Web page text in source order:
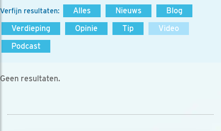
Verfijn resultaten: Alles Nieuws
Blog
Verdieping
Opinie Tip
Video
Podcast
Geen resultaten.